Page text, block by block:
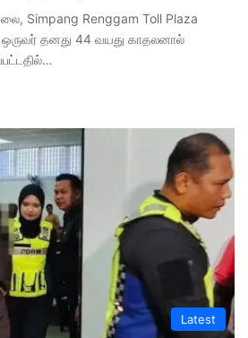
Simpang Renggam Toll Plaza
தனது 44 வயது காதலனால்
Latest